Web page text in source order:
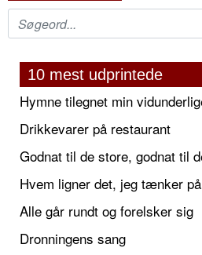
10 mest udprintede
Hymne tilegnet min
Drikkevarer på restaurant
Godnat til de store, godnat til
Hvem ligner det, jeg tænker
Alle går rundt og forelsker sig
Dronningens sang